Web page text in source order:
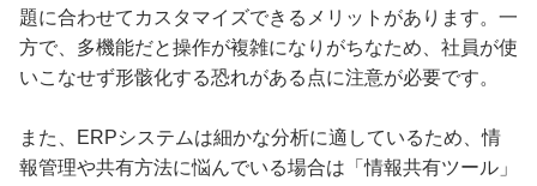
題に合わせてカスタマイズできるメリットがあります。一
方で、多機能だと操作が複雑になりがちなため、社員が使
いこなせず形骸化する恐れがある点に注意が必要です。
また、ERPシステムは細かな分析に適しているため、情
報管理や共有方法に悩んでいる場合は「情報共有ツール」